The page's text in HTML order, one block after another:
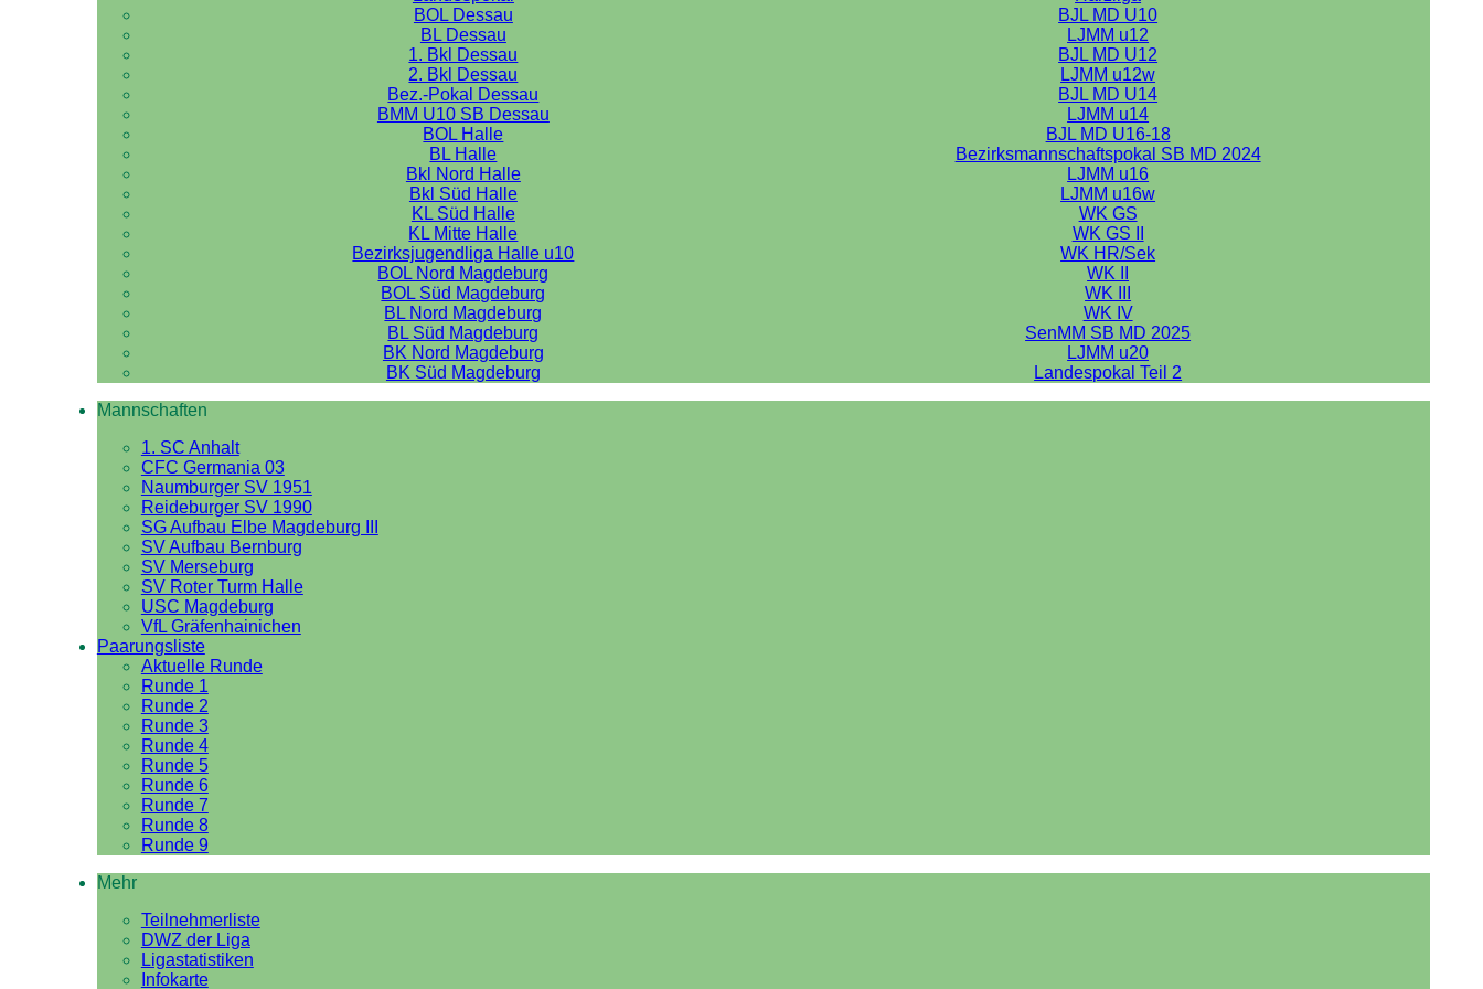
BOL Dessau
BJL MD U10
BL Dessau
LJMM u12
1. Bkl Dessau
BJL MD U12
2. Bkl Dessau
LJMM u12w
Bez.-Pokal Dessau
BJL MD U14
BMM U10 SB Dessau
LJMM u14
BOL Halle
BJL MD U16-18
BL Halle
Bezirksmannschaftspokal SB MD 2024
Bkl Nord Halle
LJMM u16
Bkl Süd Halle
LJMM u16w
KL Süd Halle
WK GS
KL Mitte Halle
WK GS II
Bezirksjugendliga Halle u10
WK HR/Sek
BOL Nord Magdeburg
WK II
BOL Süd Magdeburg
WK III
BL Nord Magdeburg
WK IV
BL Süd Magdeburg
SenMM SB MD 2025
BK Nord Magdeburg
LJMM u20
BK Süd Magdeburg
Landespokal Teil 2
Mannschaften
1. SC Anhalt
CFC Germania 03
Naumburger SV 1951
Reideburger SV 1990
SG Aufbau Elbe Magdeburg III
SV Aufbau Bernburg
SV Merseburg
SV Roter Turm Halle
USC Magdeburg
VfL Gräfenhainichen
Paarungsliste
Aktuelle Runde
Runde 1
Runde 2
Runde 3
Runde 4
Runde 5
Runde 6
Runde 7
Runde 8
Runde 9
Mehr
Teilnehmerliste
DWZ der Liga
Ligastatistiken
Infokarte